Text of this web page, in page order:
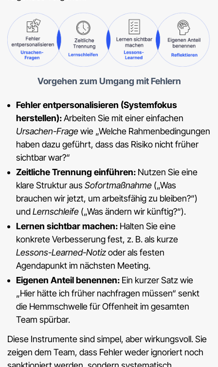
Vorgehen zum Umgang mit Fehlern
Fehler entpersonalisieren (Systemfokus
herstellen):Arbeiten Sie mit einer einfachen
Ursachen-Fragewie „Welche Rahmenbedingungen
haben dazu geführt, dass das Risiko nicht früher
sichtbar war?“
Zeitliche Trennung einführen: Nutzen Sie eine
klare Struktur aus Sofortmaßnahme („Was
brauchen wir jetzt, um arbeitsfähig zu bleiben?“)
undLernschleife („Was ändern wir künftig?“).
Lernen sichtbar machen: Halten Sie eine
konkrete Verbesserung fest, z. B. als kurze
Lessons-Learned-Notizoder als festen
Agendapunkt im nächsten Meeting.
Eigenen Anteil benennen: Ein kurzer Satz wie
„Hier hätte ich früher nachfragen müssen“ senkt
die Hemmschwelle für Offenheit im gesamten
Team spürbar.
Diese Instrumente sind simpel, aber wirkungsvoll. Sie
zeigen dem Team, dass Fehler weder ignoriert noch